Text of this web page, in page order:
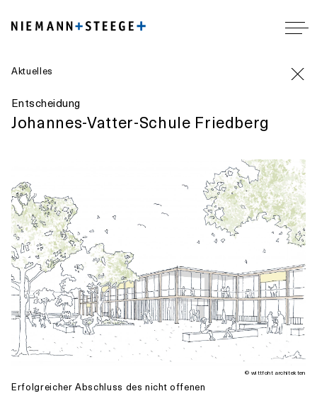
Aktuelles
Entscheidung
Johannes-Vatter-Schule Friedberg
© wittfoht architekten
Erfolgreicher Abschluss des nicht offenen